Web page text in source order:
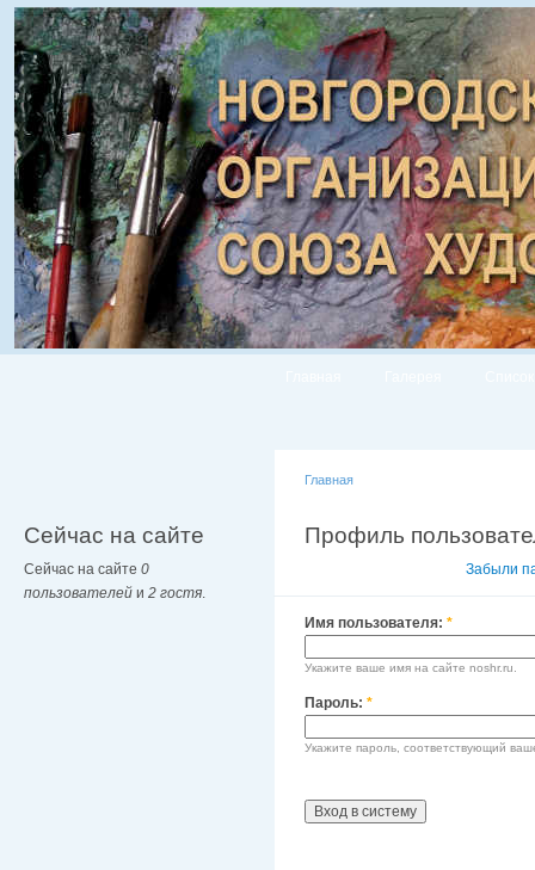
Сейчас на сайте
Сейчас на сайте 0
пользователей и 2 гостя.
Главная
Профиль
Забыли
Имя пользователя: *
Укажите ваше имя на сайте noshr.ru.
Пароль: *
Укажите пароль, соответствующий